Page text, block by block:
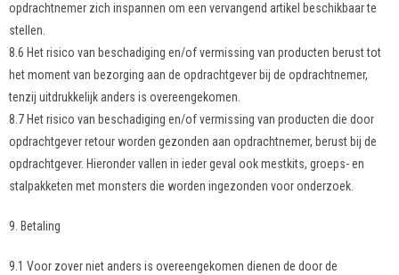
opdrachtnemer zich inspannen om een vervangend artikel beschikbaar te
stellen.
8.6 Het risico van beschadiging en/of vermissing van producten berust tot
het moment van bezorging aan de opdrachtgever bij de opdrachtnemer,
tenzij uitdrukkelijk anders is overeengekomen.
8.7 Het risico van beschadiging en/of vermissing van producten die door
opdrachtgever retour worden gezonden aan opdrachtnemer, berust bij de
opdrachtgever. Hieronder vallen in ieder geval ook mestkits, groeps- en
stalpakketen met monsters die worden ingezonden voor onderzoek.
9. Betaling
9.1 Voor zover niet anders is overeengekomen dienen de door de